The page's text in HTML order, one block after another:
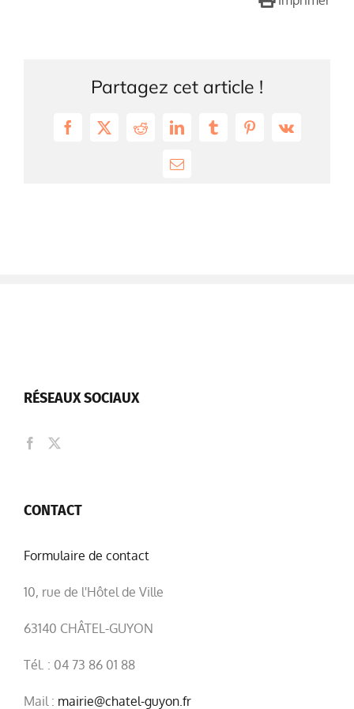
Partagez cet article !
Facebook
X RedditLinkedInTumblrPinterest
Vk
Email
RÉSEAUX SOCIAUX
CONTACT
Formulaire de contact
10, rue de l'Hôtel de Ville
63140 CHÂTEL-GUYON
Tél. : 04 73 86 01 88
Mail : mairie@chatel-guyon.fr